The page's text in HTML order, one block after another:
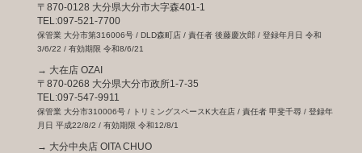
〒870-0128 大分県大分市大字森401-1
TEL:097-521-7700
保管業 大分市第316006号 / DLD森町店 / 責任者 後藤慶次郎 / 登録年月日 令和
3/6/22 / 有効期限 令和8/6/21
→ 大在店 OZAI
〒870-0268 大分県大分市政所1-7-35
TEL:097-547-9911
保管業 大分市310006号 / トリミングスペースK大在店 / 責任者 甲斐千尋 / 登録年
月日 平成22/8/2 / 有効期限 令和12/8/1
→ 大分中央店 OITA CHUO